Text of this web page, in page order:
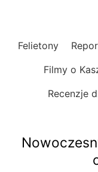
Felietony
Filmy o
Recenzje